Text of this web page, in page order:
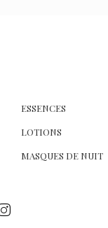
ESSENCES
LOTIONS
MASQUES DE NUIT